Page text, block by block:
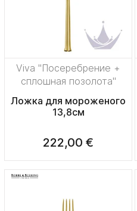
Viva "Посеребрение +
сплошная позолота"
Ложка для мороженого
13,8см
222,00 €